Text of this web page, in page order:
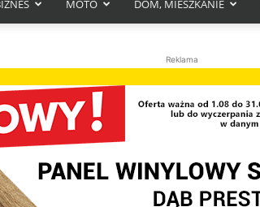
MOTO DOM, MIESZKANIE
Reklama